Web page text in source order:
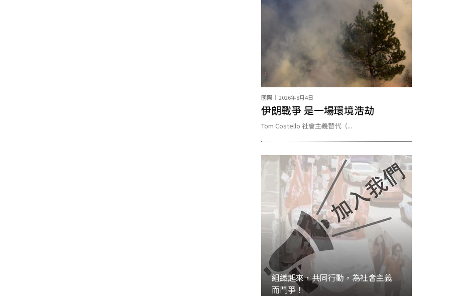
國際 2026年8月4日
伊朗戰爭 是一場環境浩劫
Tom Costello 社會主義替代（...
組織起來，共同行動，為社會主義
而鬥爭！